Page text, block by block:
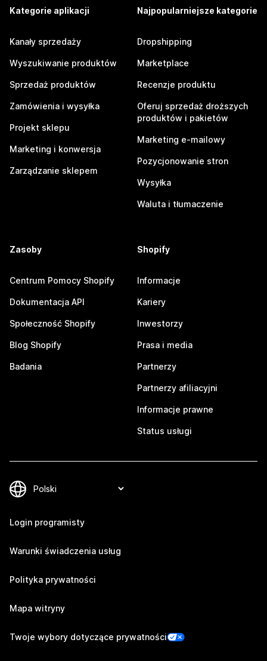
Kategorie aplikacji
Kanały sprzedaży
Wyszukiwanie produktów
Sprzedaż produktów
Zamówienia i wysyłka
Projekt sklepu
Marketing i konwersja
Zarządzanie sklepem
Najpopularniejsze kategorie
Dropshipping
Marketplace
Recenzje produktu
Oferuj sprzedaż droższych
produktów i pakietów
Marketing e-mailowy
Pozycjonowanie stron
Wysyłka
Waluta i tłumaczenie
Zasoby
Centrum Pomocy Shopify
Dokumentacja API
Społeczność Shopify
Blog Shopify
Badania
Shopify
Informacje
Kariery
Inwestorzy
Prasa i media
Partnerzy
Partnerzy afiliacyjni
Informacje prawne
Status usługi
Login programisty
Warunki świadczenia usług
Polityka prywatności
Mapa witryny
Twoje wybory dotyczące prywatności